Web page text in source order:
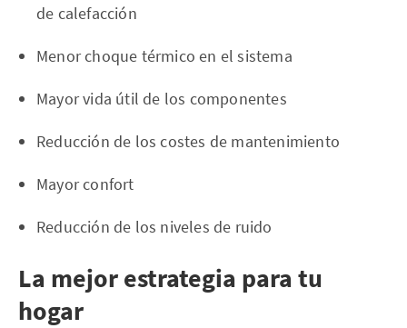
de calefacción
Menor choque térmico en el sistema
Mayor vida útil de los componentes
Reducción de los costes de mantenimiento
Mayor confort
Reducción de los niveles de ruido
La mejor estrategia para tu
hogar